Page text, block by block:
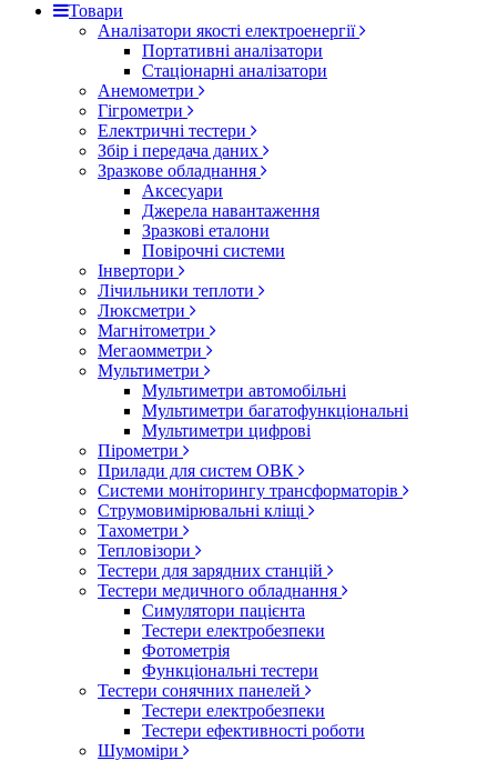
Товари
Аналізатори якості електроенергії
Портативні аналізатори
Стаціонарні аналізатори
Анемометри
Гігрометри
Електричні тестери
Збір і передача даних
Зразкове обладнання
Аксесуари
Джерела навантаження
Зразкові еталони
Повірочні системи
Інвертори
Лічильники теплоти
Люксметри
Магнітометри
Мегаомметри
Мультиметри
Мультиметри автомобільні
Мультиметри багатофункціональні
Мультиметри цифрові
Пірометри
Прилади для систем ОВК
Системи моніторингу трансформаторів
Струмовимірювальні кліщі
Тахометри
Тепловізори
Тестери для зарядних станцій
Тестери медичного обладнання
Симулятори пацієнта
Тестери електробезпеки
Фотометрія
Функціональні тестери
Тестери сонячних панелей
Тестери електробезпеки
Тестери ефективності роботи
Шумоміри